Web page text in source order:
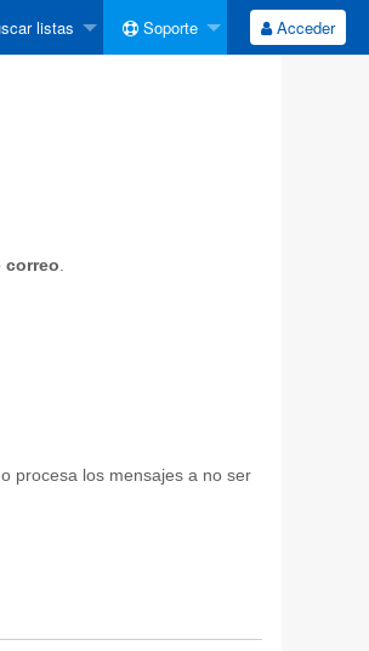
listas Soporte Acceder
correo
procesa los mensajes a no ser